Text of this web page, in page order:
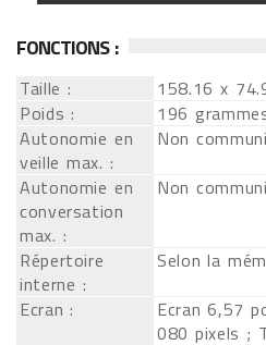
FONCTIONS :
Taille :
158.16 x
Poids :
196
Autonomie en
veille max. :
Non
Autonomie en
conversation
max. :
Non
Répertoire
interne :
Selon la
Ecran :
Ecran 6,57
080 pixels ;